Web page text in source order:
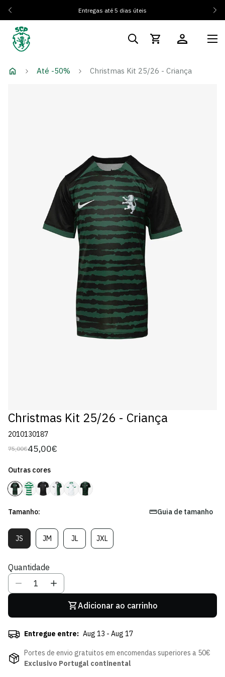
Entregas até 5 dias úteis
Até -50% Christmas Kit 25/26 - Criança
Christmas Kit 25/26 - Criança
2010130187
Preço
75,00€
Preço
venda
45,00€
Outras cores
Tamanho: Guia de tamanho
JSVariante
Esgotada
Indisponível
JMVariante
Esgotada
Indisponível
JLVariante
Esgotada
JXLVariante
Esgotada
Quantidade
Adicionar ao carrinho
Entregue entre: Aug 13 - Aug 17
Portes de envio gratuitos em encomendas superiores a 50€
Exclusivo Portugal continental